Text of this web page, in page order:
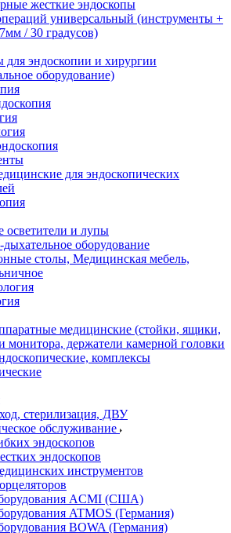
жесткие эндоскопы
универсальный (инструменты +
/ 30 градусов)
для эндоскопии и хирургии
оборудование)
для эндоскопических
осветители и лупы
оборудование
столы, Медицинская мебель,
медицинские (стойки, ящики,
монитора, держатели камерной головки
комплексы
стерилизация, ДВУ
обслуживание
эндоскопов
эндоскопов
инструментов
ACMI (США)
ATMOS (Германия)
BOWA (Германия)